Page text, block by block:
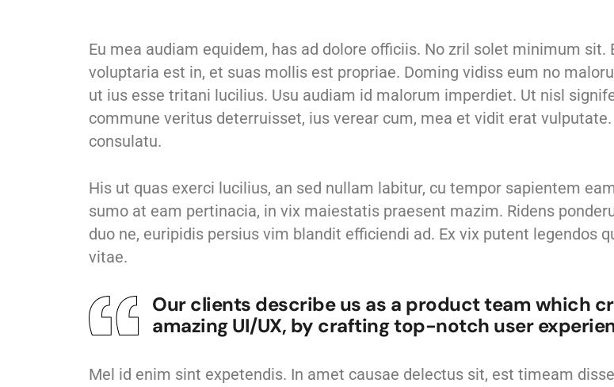
Eu mea audiam equidem, has ad dolore officiis. No zril solet minimum
voluptaria est in, et suas mollis est propriae. Doming vidiss eum no
ut ius esse tritani lucilius. Usu audiam id malorum imperdiet. Ut nisl
commune veritus deterruisset, ius verear cum, mea et vidit erat
consulatu.
His ut quas exerci lucilius, an sed nullam labitur, cu tempor sapientem
sumo at eam pertinacia, in vix maiestatis praesent mazim. Ridens
duo ne, euripidis persius vim blandit efficiendi ad. Ex vix putent legendos
vitae.
Our clients describe us as a product team which
amazing UI/UX, by crafting top-notch user
Mel id enim sint expetendis. In amet causae delectus sit, est timeam